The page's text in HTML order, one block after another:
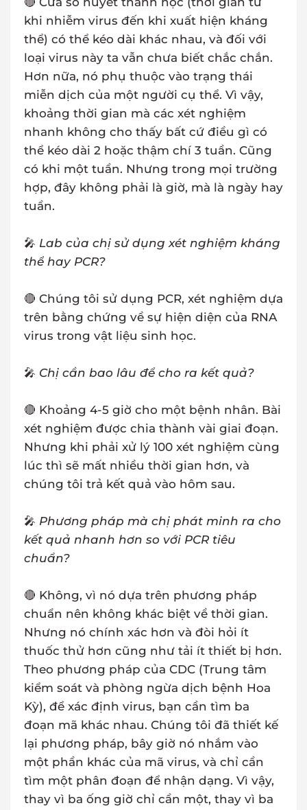
khi nhiễm virus đến khi xuất hiện kháng
thể) có thể kéo dài khác nhau, và đối với
loại virus này ta vẫn chưa biết chắc chắn.
Hơn nữa, nó phụ thuộc vào trạng thái
miễn dịch của một người cụ thể. Vì vậy,
khoảng thời gian mà các xét nghiệm
nhanh không cho thấy bất cứ điều gì có
thể kéo dài 2 hoặc thậm chí 3 tuần. Cũng
có khi một tuần. Nhưng trong mọi trường
hợp, đây không phải là giờ, mà là ngày hay
tuần.
🎤 Lab của chị sử dụng xét nghiệm kháng
thể hay PCR?
🔴 Chúng tôi sử dụng PCR, xét nghiệm dựa
trên bằng chứng về sự hiện diện của RNA
virus trong vật liệu sinh học.
🎤 Chị cần bao lâu để cho ra kết quả?
🔴 Khoảng 4-5 giờ cho một bệnh nhân. Bài
xét nghiệm được chia thành vài giai đoạn.
Nhưng khi phải xử lý 100 xét nghiệm cùng
lúc thì sẽ mất nhiều thời gian hơn, và
chúng tôi trả kết quả vào hôm sau.
🎤 Phương pháp mà chị phát minh ra cho
kết quả nhanh hơn so với PCR tiêu
chuẩn?
🔴 Không, vì nó dựa trên phương pháp
chuẩn nên không khác biệt về thời gian.
Nhưng nó chính xác hơn và đòi hỏi ít
thuốc thử hơn cũng như tải ít thiết bị hơn.
Theo phương pháp của CDC (Trung tâm
kiểm soát và phòng ngừa dịch bệnh Hoa
Kỳ), để xác định virus, bạn cần tìm ba
đoạn mã khác nhau. Chúng tôi đã thiết kế
lại phương pháp, bây giờ nó nhắm vào
một phần khác của mã virus, và chỉ cần
tìm một phân đoạn để nhận dạng. Vì vậy,
thay vì ba ống giờ chỉ cần một, thay vì ba